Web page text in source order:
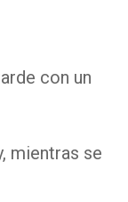
con un
mientras se